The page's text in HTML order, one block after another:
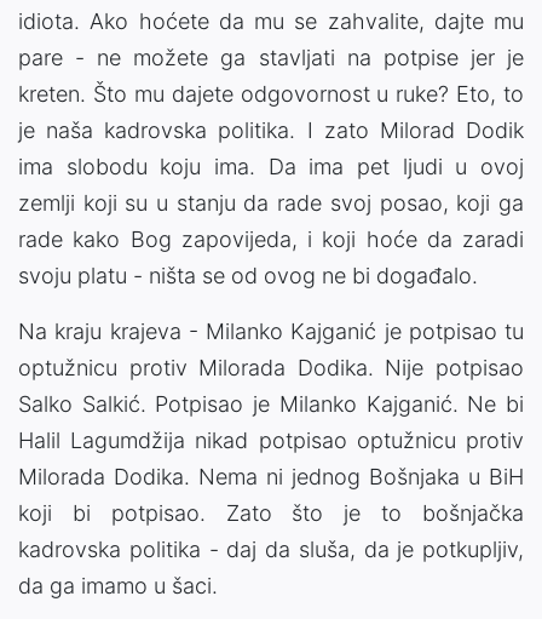
idiota. Ako hoćete da mu se zahvalite, dajte mu
pare - ne možete ga stavljati na potpise jer je
kreten. Što mu dajete odgovornost u ruke? Eto, to
je naša kadrovska politika. I zato Milorad Dodik
ima slobodu koju ima. Da ima pet ljudi u ovoj
zemlji koji su u stanju da rade svoj posao, koji ga
rade kako Bog zapovijeda, i koji hoće da zaradi
svoju platu - ništa se od ovog ne bi događalo.
Na kraju krajeva - Milanko Kajganić je potpisao tu
optužnicu protiv Milorada Dodika. Nije potpisao
Salko Salkić. Potpisao je Milanko Kajganić. Ne bi
Halil Lagumdžija nikad potpisao optužnicu protiv
Milorada Dodika. Nema ni jednog Bošnjaka u BiH
koji bi potpisao. Zato što je to bošnjačka
kadrovska politika - daj da sluša, da je potkupljiv,
da ga imamo u šaci.